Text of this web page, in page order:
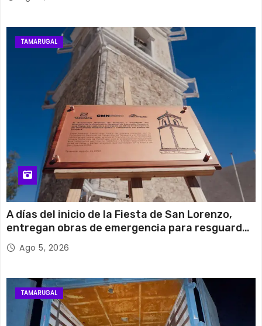
TAMARUGAL
A días del inicio de la Fiesta de San Lorenzo,
entregan obras de emergencia para resguardar
su histórico campanario
Ago 5, 2026
TAMARUGAL